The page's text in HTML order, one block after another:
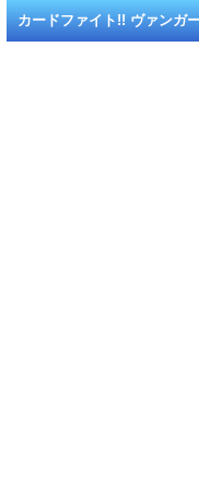
カードファイト!! ヴァンガ